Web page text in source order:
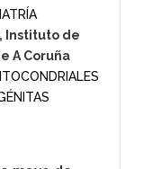
Instituto de
A Coruña